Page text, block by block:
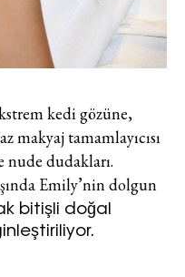
kedi gözüne,
makyaj tamamlayıcısı
nude dudakları.
Emily’nin dolgun
bitişli doğal